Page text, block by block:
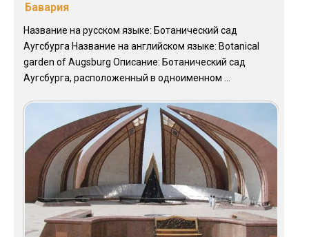
Бавария
Название на русском языке: Ботанический сад
Аугсбурга Название на английском языке: Botanical
garden of Augsburg Описание: Ботанический сад
Аугсбурга, расположенный в одноименном ...